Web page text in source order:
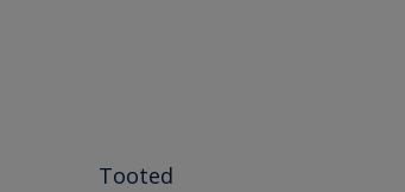
Tooted